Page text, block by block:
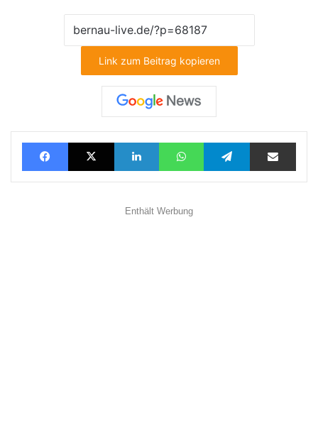
Link zum Beitrag kopieren
FacebookX LinkedInWhatsAppTelegramTeilen via E-Mail
Enthält Werbung